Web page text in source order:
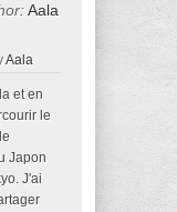
Aala
Aala
et en
le
Japon
J'ai